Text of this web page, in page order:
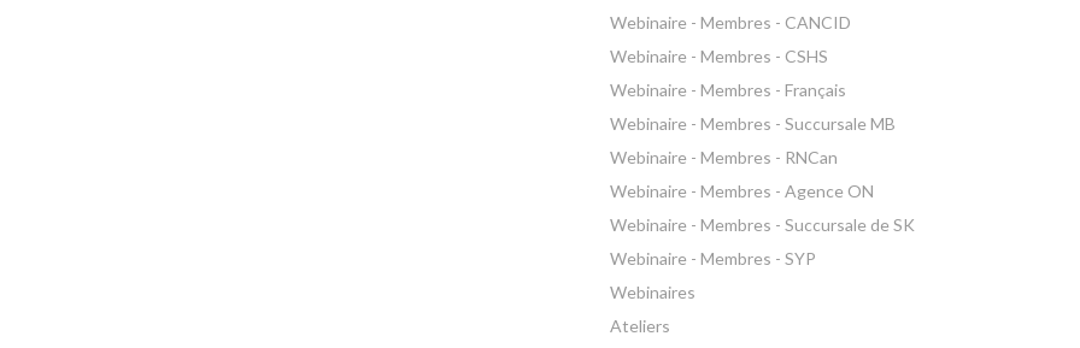
Webinaire - Membres - CANCID
Webinaire - Membres - CSHS
Webinaire - Membres - Français
Webinaire - Membres - Succursale MB
Webinaire - Membres - RNCan
Webinaire - Membres - Agence ON
Webinaire - Membres - Succursale de SK
Webinaire - Membres - SYP
Webinaires
Ateliers